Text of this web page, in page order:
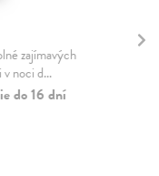
zajímavých
noci d...
do 16 dní